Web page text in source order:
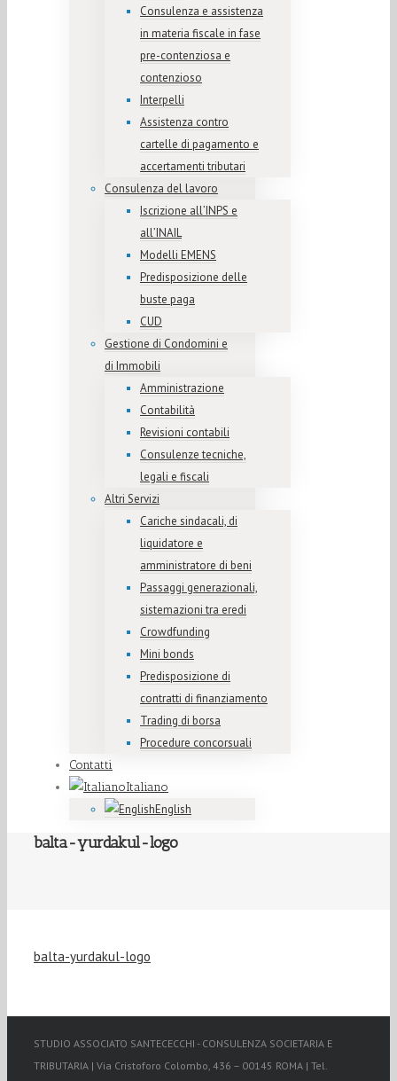
Consulenza e assistenza
in materia fiscale in fase
pre-contenziosa e
contenzioso
Interpelli
Assistenza contro
cartelle di pagamento e
accertamenti tributari
Consulenza del lavoro
Iscrizione all’INPS e
all’INAIL
Modelli EMENS
Predisposizione delle
buste paga
CUD
Gestione di Condomini e
di Immobili
Amministrazione
Contabilità
Revisioni contabili
Consulenze tecniche,
legali e fiscali
Altri Servizi
Cariche sindacali, di
liquidatore e
amministratore di beni
Passaggi generazionali,
sistemazioni tra eredi
Crowdfunding
Mini bonds
Predisposizione di
contratti di finanziamento
Trading di borsa
Procedure concorsuali
Contatti
Italiano
English
balta-yurdakul-logo
balta-yurdakul-logo
STUDIO ASSOCIATO SANTECECCHI - CONSULENZA SOCIETARIA E
TRIBUTARIA | Via Cristoforo Colombo, 436 – 00145 ROMA | Tel.